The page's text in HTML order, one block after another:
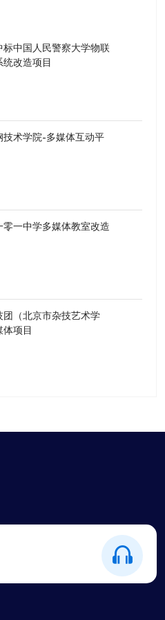
标中国人民警察大学物联
统改造项目
技术学院-多媒体互动平
零一中学多媒体教室改造
团（北京市杂技艺术学
体项目